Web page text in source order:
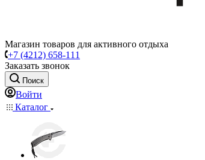
Магазин товаров для активного отдыха
+7 (4212) 658-111
Заказать звонок
Поиск
Войти
Каталог